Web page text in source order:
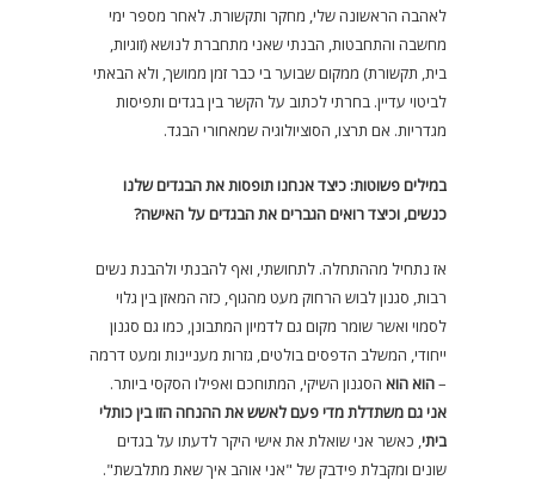
לאהבה הראשונה שלי, מחקר ותקשורת. לאחר מספר ימי
מחשבה והתחבטות, הבנתי שאני מתחברת לנושא (זוגיות,
בית, תקשורת) ממקום שבוער בי כבר זמן ממושך, ולא הבאתי
לביטוי עדיין. בחרתי לכתוב על הקשר בין בגדים ותפיסות
מגדריות. אם תרצו, הסוציולוגיה שמאחורי הבגד.
במילים פשוטות: כיצד אנחנו תופסות את הבגדים שלנו
כנשים, וכיצד רואים הגברים את הבגדים על האישה?
אז נתחיל מההתחלה. לתחושתי, ואף להבנתי ולהבנת נשים
רבות, סגנון לבוש הרחוק מעט מהגוף, כזה המאזן בין גלוי
לסמוי ואשר שומר מקום גם לדמיון המתבונן, כמו גם סגנון
ייחודי, המשלב הדפסים בולטים, גזרות מעניינות ומעט דרמה
–הואהוא הסגנון השיקי, המתוחכם ואפילו הסקסי ביותר.
אני גם משתדלת מדי פעם לאשש את ההנחה הזו בין כותלי
ביתי, כאשר אני שואלת את אישי היקר לדעתו על בגדים
שונים ומקבלת פידבק של "אני אוהב איך שאת מתלבשת".